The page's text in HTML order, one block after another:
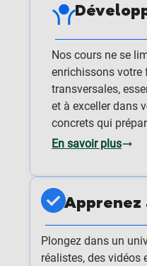
Nos cours ne se
enrichissons votre
transversales,
et à exceller dans
concrets qui
En savoir plus
Apprenez
Plongez dans un
réalistes, des vidéos